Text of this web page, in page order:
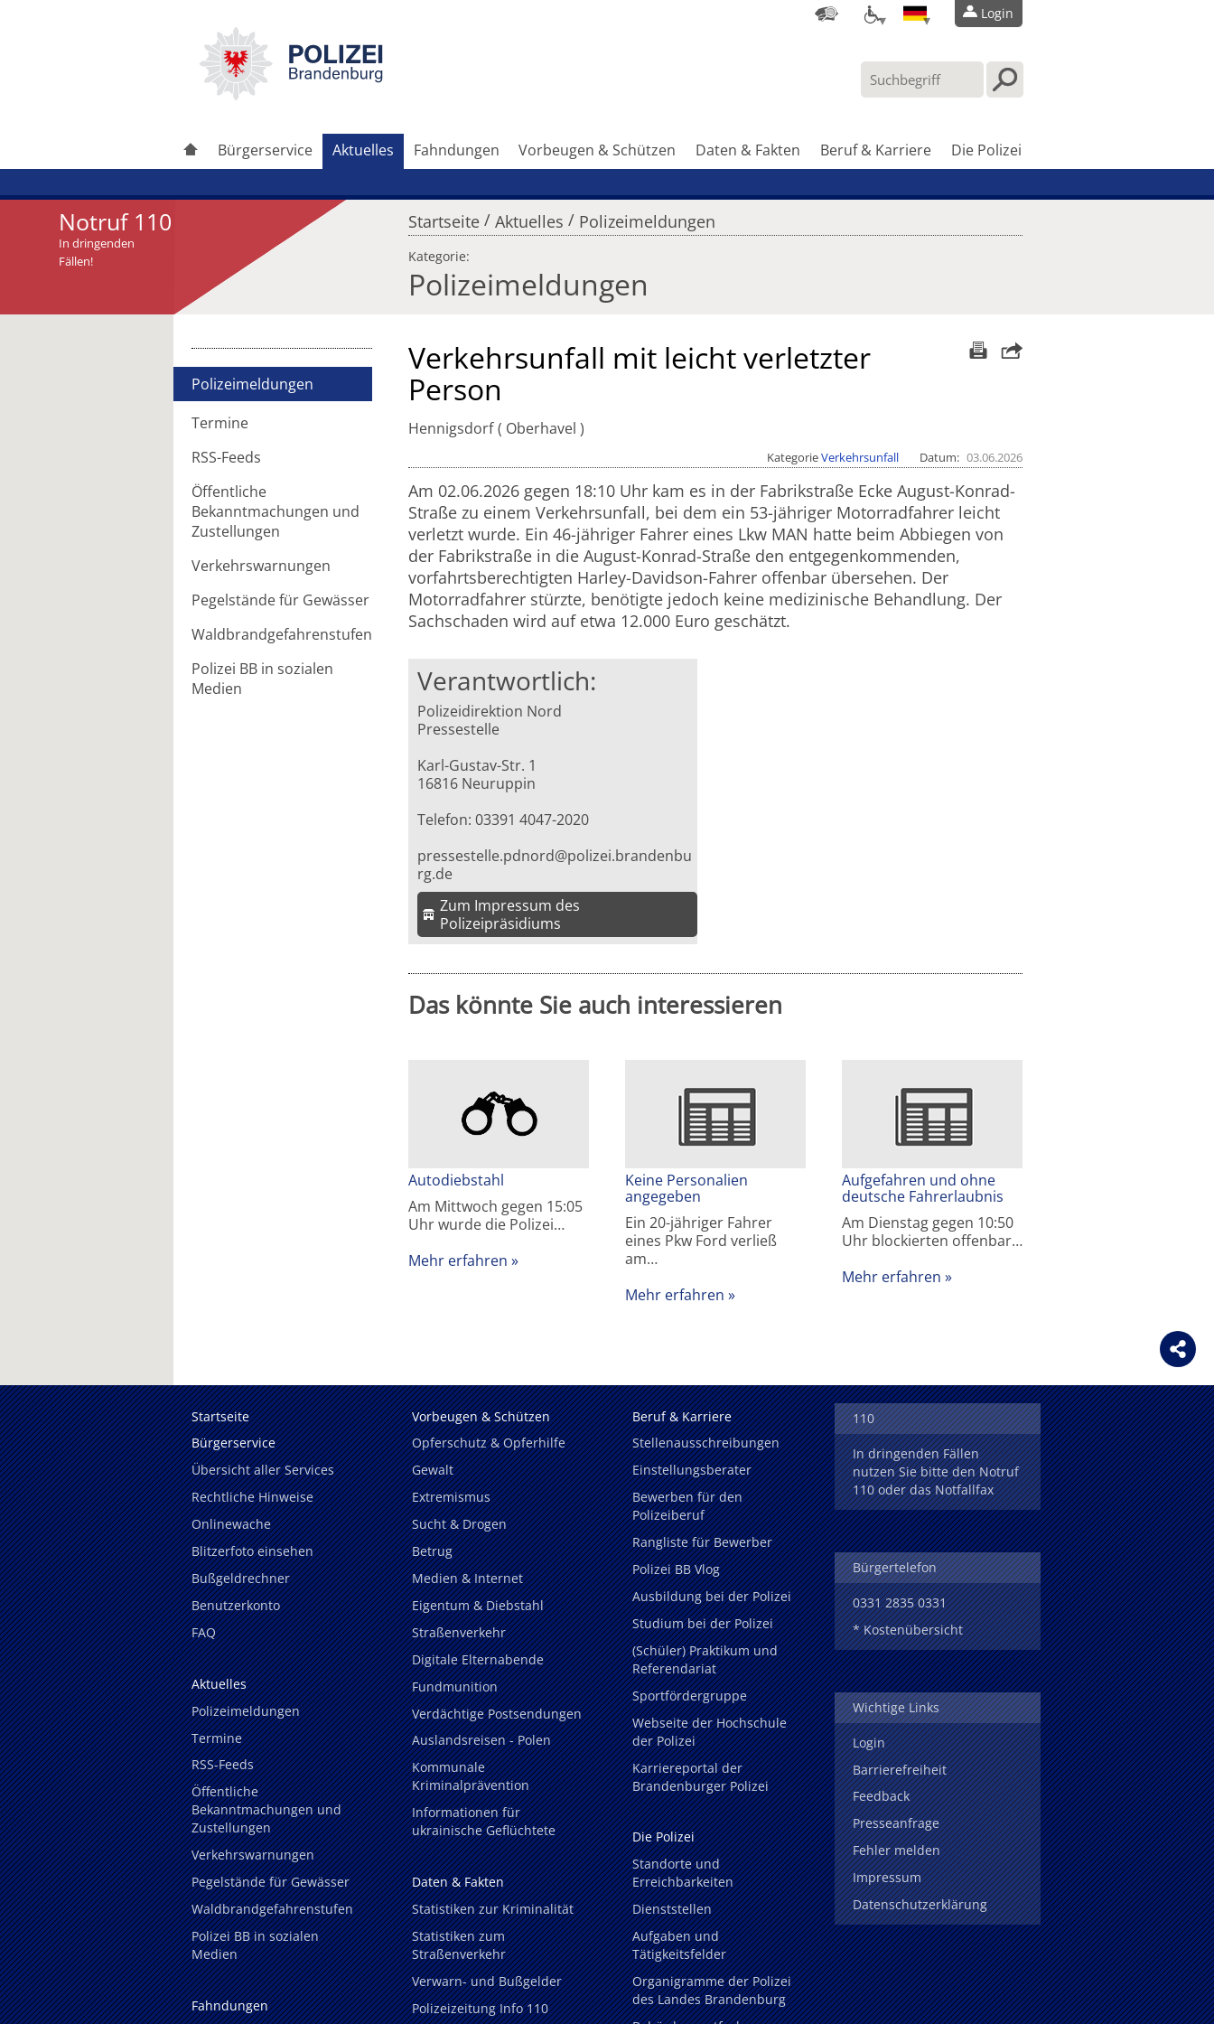
Login
Bürgerservice Aktuelles Fahndungen Vorbeugen & Schützen Daten & Fakten Beruf & Karriere Die Polizei
Notruf 110
In dringenden
Fällen!
Startseite / Aktuelles / Polizeimeldungen
Kategorie:
Polizeimeldungen
Polizeimeldungen
Termine
RSS-Feeds
Öffentliche
Bekanntmachungen und
Zustellungen
Verkehrswarnungen
Pegelstände für Gewässer
Waldbrandgefahrenstufen
Polizei BB in sozialen
Medien
Artikel weiterleiten
Verkehrsunfall mit leicht verletzter
Person
Hennigsdorf Oberhavel
KategorieVerkehrsunfall Datum 03.06.2026
Am 02.06.2026 gegen 18:10 Uhr kam es in der Fabrikstraße Ecke August-Konrad-
Straße zu einem Verkehrsunfall, bei dem ein 53-jähriger Motorradfahrer leicht
verletzt wurde. Ein 46-jähriger Fahrer eines Lkw MAN hatte beim Abbiegen von
der Fabrikstraße in die August-Konrad-Straße den entgegenkommenden,
vorfahrtsberechtigten Harley-Davidson-Fahrer offenbar übersehen. Der
Motorradfahrer stürzte, benötigte jedoch keine medizinische Behandlung. Der
Sachschaden wird auf etwa 12.000 Euro geschätzt.
Verantwortlich:
Polizeidirektion Nord
Pressestelle
Karl-Gustav-Str. 1
16816 Neuruppin
Telefon: 03391 4047-2020
pressestelle.pdnord@polizei.brandenbu
rg.de
Zum Impressum des
Polizeipräsidiums
Das könnte Sie auch interessieren
Autodiebstahl
Am Mittwoch gegen 15:05
Uhr wurde die Polizei…
Mehr erfahren
Keine Personalien
angegeben
Ein 20-jähriger Fahrer
eines Pkw Ford verließ
am…
Mehr erfahren
Aufgefahren und ohne
deutsche Fahrerlaubnis
Am Dienstag gegen 10:50
Uhr blockierten offenbar…
Mehr erfahren
Startseite
Bürgerservice
Übersicht aller Services
Rechtliche Hinweise
Onlinewache
Blitzerfoto einsehen
Bußgeldrechner
Benutzerkonto
FAQ
Aktuelles
Polizeimeldungen
Termine
RSS-Feeds
Öffentliche
Bekanntmachungen und
Zustellungen
Verkehrswarnungen
Pegelstände für Gewässer
Waldbrandgefahrenstufen
Polizei BB in sozialen
Medien
Fahndungen
Vorbeugen & Schützen
Opferschutz & Opferhilfe
Gewalt
Extremismus
Sucht & Drogen
Betrug
Medien & Internet
Eigentum & Diebstahl
Straßenverkehr
Digitale Elternabende
Fundmunition
Verdächtige Postsendungen
Auslandsreisen - Polen
Kommunale
Kriminalprävention
Informationen für
ukrainische Geflüchtete
Daten & Fakten
Statistiken zur Kriminalität
Statistiken zum
Straßenverkehr
Verwarn- und Bußgelder
Polizeizeitung Info 110
Beruf & Karriere
Stellenausschreibungen
Einstellungsberater
Bewerben für den
Polizeiberuf
Rangliste für Bewerber
Polizei BB Vlog
Ausbildung bei der Polizei
Studium bei der Polizei
(Schüler) Praktikum und
Referendariat
Sportfördergruppe
Webseite der Hochschule
der Polizei
Karriereportal der
Brandenburger Polizei
Die Polizei
Standorte und
Erreichbarkeiten
Dienststellen
Aufgaben und
Tätigkeitsfelder
Organigramme der Polizei
des Landes Brandenburg
110
In dringenden Fällen
nutzen Sie bitte den Notruf
110 oder das Notfallfax
Bürgertelefon
0331 2835 0331
* Kostenübersicht
Wichtige Links
Login
Barrierefreiheit
Feedback
Presseanfrage
Fehler melden
Impressum
Datenschutzerklärung